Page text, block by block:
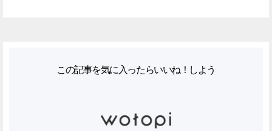
この記事を気に入ったらいいね！しよう